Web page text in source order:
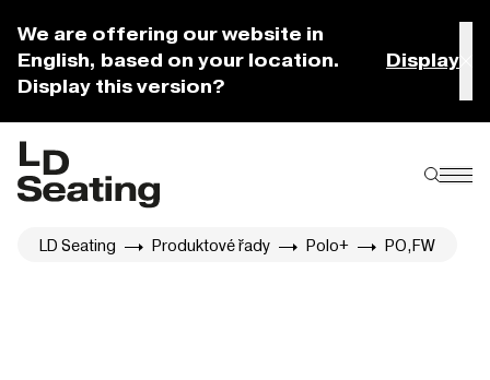
We are offering our website in
English, based on your location.
Display this version?
Display
LD Seating Produktové řady Polo+ PO,FW